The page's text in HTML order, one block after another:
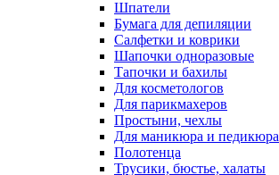
Шпатели
Бумага для депиляции
Салфетки и коврики
Шапочки одноразовые
Тапочки и бахилы
Для косметологов
Для парикмахеров
Простыни, чехлы
Для маникюра и педикюра
Полотенца
Трусики, бюстье, халаты